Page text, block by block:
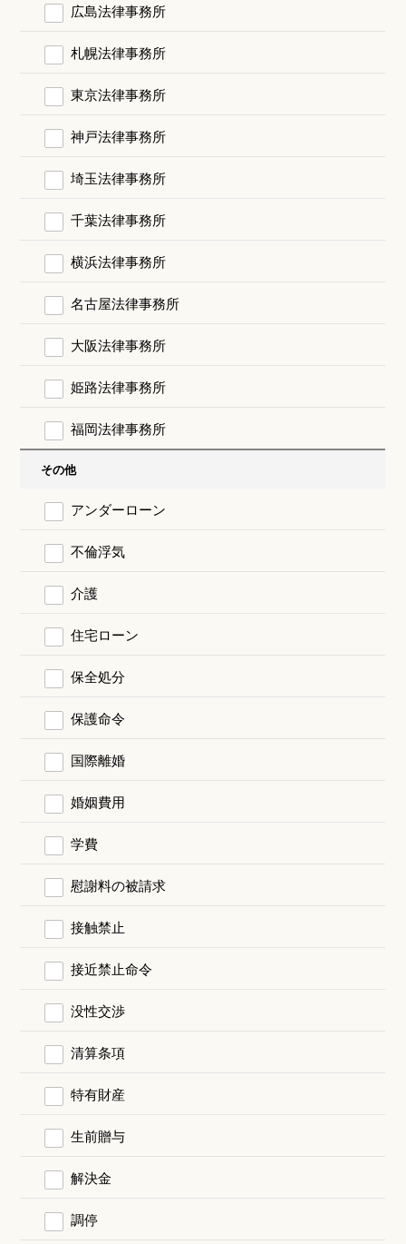
広島法律事務所
札幌法律事務所
東京法律事務所
神戸法律事務所
埼玉法律事務所
千葉法律事務所
横浜法律事務所
名古屋法律事務所
大阪法律事務所
姫路法律事務所
福岡法律事務所
その他
アンダーローン
不倫浮気
介護
住宅ローン
保全処分
保護命令
国際離婚
婚姻費用
学費
慰謝料の被請求
接触禁止
接近禁止命令
没性交渉
清算条項
特有財産
生前贈与
解決金
調停